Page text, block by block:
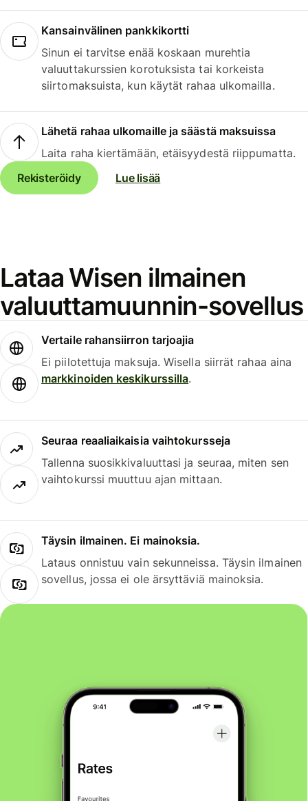
Kansainvälinen pankkikortti
Sinun ei tarvitse enää koskaan murehtia
valuuttakurssien korotuksista tai korkeista
siirtomaksuista, kun käytät rahaa ulkomailla.
Lähetä rahaa ulkomaille ja säästä maksuissa
Laita raha kiertämään, etäisyydestä riippumatta.
Rekisteröidy
Lue lisää
Lataa Wisen ilmainen
valuuttamuunnin-sovellus
Vertaile rahansiirron tarjoajia
Ei piilotettuja maksuja. Wisella siirrät rahaa aina
markkinoiden keskikurssilla.
Seuraa reaaliaikaisia vaihtokursseja
Tallenna suosikkivaluuttasi ja seuraa, miten sen
vaihtokurssi muuttuu ajan mittaan.
Täysin ilmainen. Ei mainoksia.
Lataus onnistuu vain sekunneissa. Täysin ilmainen
sovellus, jossa ei ole ärsyttäviä mainoksia.